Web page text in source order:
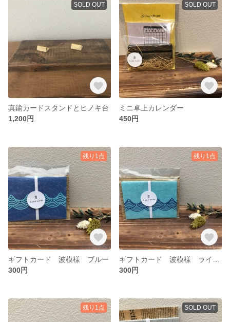
SOLD OUT
真鍮カードスタンドとヒノキ台
1,200円
SOLD OUT
ミニ卓上カレンダー
450円
残り1点
ギフトカード 波模様 ブルー
300円
残り1点
300円
残り1点 SOLD OUT